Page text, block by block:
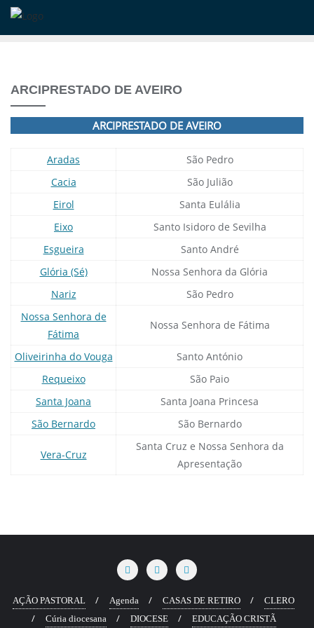
Skip
ARCIPRESTADO DE AVEIRO
ARCIPRESTADO DE AVEIRO
Aradas
São Pedro
Cacia
São Julião
Eirol
Santa Eulália
Eixo
Santo Isidoro de Sevilha
Esgueira
Santo André
Glória (Sé)
Nossa Senhora da Glória
Nariz
São Pedro
Nossa Senhora de
Fátima
Nossa Senhora de Fátima
Oliveirinha do Vouga
Santo António
Requeixo
São Paio
Santa Joana
Santa Joana Princesa
São Bernardo
São Bernardo
Vera-Cruz
Santa Cruz e Nossa Senhora da
Apresentação
AÇÃO PASTORAL Agenda CASAS DE RETIRO
CLERO
Cúria diocesana
DIOCESE EDUCAÇÃO CRISTÃ